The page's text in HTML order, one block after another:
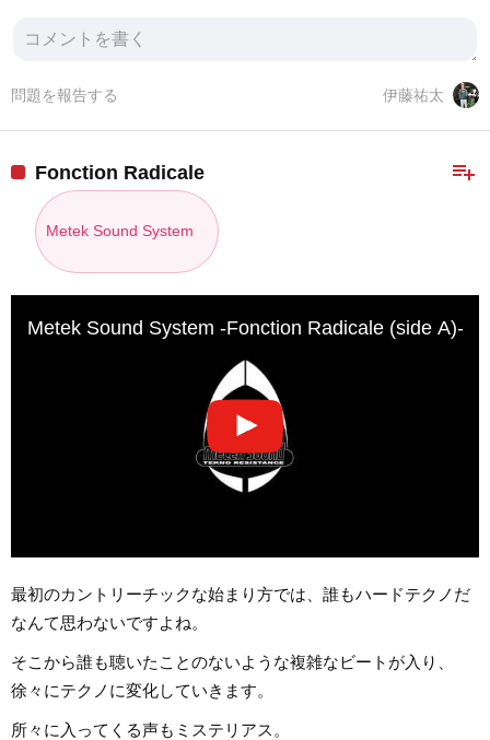
伊藤祐太
問題を報告する
playlist_add
Fonction Radicale
Metek Sound System
Metek Sound System -Fonction Radicale (side A)-
最初のカントリーチックな始まり方では、誰もハードテクノだ
なんて思わないですよね。
そこから誰も聴いたことのないような複雑なビートが入り、
徐々にテクノに変化していきます。
所々に入ってくる声もミステリアス。